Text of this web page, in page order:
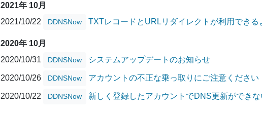
2021年 10月
2021/10/22
DDNSNow TXTレコードとURLリダイレクトが利用できる
2020年 10月
2020/10/31
DDNSNow システムアップデートのお知らせ
2020/10/26 DDNSNow アカウントの不正な乗っ取りにご注意ください
2020/10/22 DDNSNow 新しく登録したアカウントでDNS更新ができ